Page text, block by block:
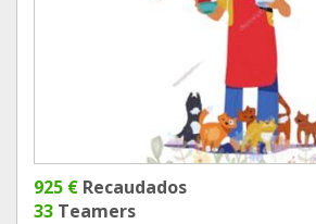
925 € Recaudados
33 Teamers